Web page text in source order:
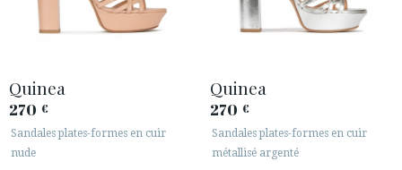
Quinea
270 €
Sandales plates-formes en cuir
nude
Quinea
270 €
Sandales plates-formes en cuir
métallisé argenté